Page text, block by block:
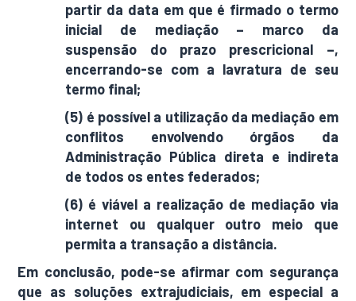
partir da data em que é firmado o termo
inicial de mediação – marco da
suspensão do prazo prescricional –,
encerrando-se com a lavratura de seu
termo final;
(5) é possível a utilização da mediação em
conflitos envolvendo órgãos da
Administração Pública direta e indireta
de todos os entes federados;
(6) é viável a realização de mediação via
internet ou qualquer outro meio que
permita a transação a distância.
Em conclusão, pode-se afirmar com segurança
que as soluções extrajudiciais, em especial a